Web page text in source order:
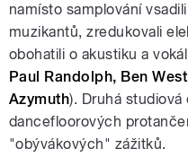
namísto samplování
muzikantů, zredukovali
obohatili o akustiku a
Paul Randolph, Ben
Azymuth). Druhá studiová
dancefloorových
"obývákových" zážitků.